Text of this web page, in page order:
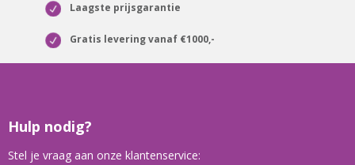
Laagste prijsgarantie
Gratis levering vanaf €1000,-
Hulp nodig?
Stel je vraag aan onze klantenservice: